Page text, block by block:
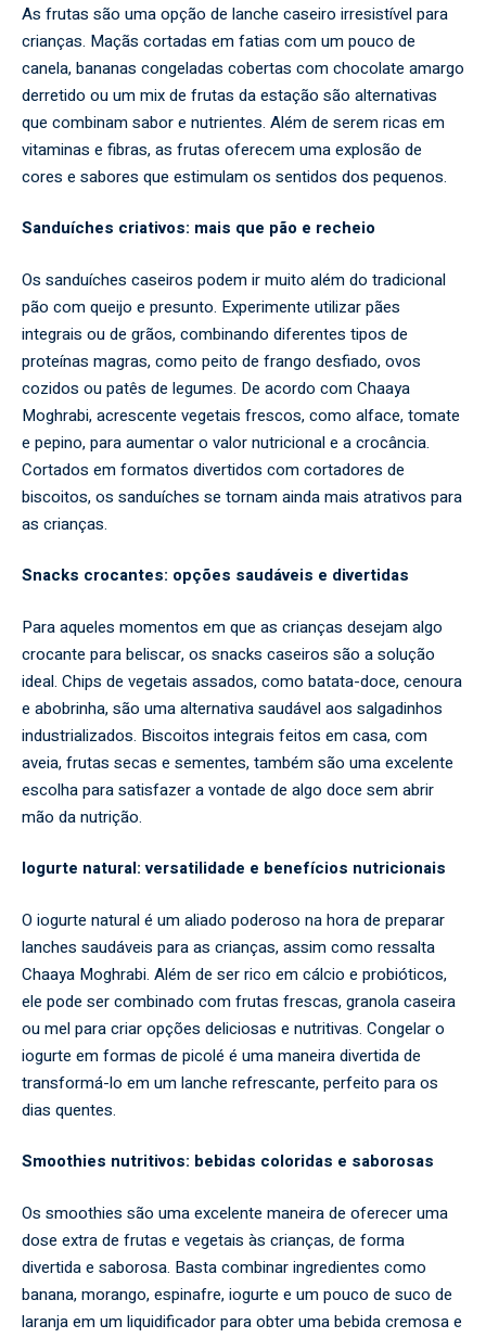
As frutas são uma opção de lanche caseiro irresistível para
crianças. Maçãs cortadas em fatias com um pouco de
canela, bananas congeladas cobertas com chocolate amargo
derretido ou um mix de frutas da estação são alternativas
que combinam sabor e nutrientes. Além de serem ricas em
vitaminas e fibras, as frutas oferecem uma explosão de
cores e sabores que estimulam os sentidos dos pequenos.
Sanduíches criativos: mais que pão e recheio
Os sanduíches caseiros podem ir muito além do tradicional
pão com queijo e presunto. Experimente utilizar pães
integrais ou de grãos, combinando diferentes tipos de
proteínas magras, como peito de frango desfiado, ovos
cozidos ou patês de legumes. De acordo com Chaaya
Moghrabi, acrescente vegetais frescos, como alface, tomate
e pepino, para aumentar o valor nutricional e a crocância.
Cortados em formatos divertidos com cortadores de
biscoitos, os sanduíches se tornam ainda mais atrativos para
as crianças.
Snacks crocantes: opções saudáveis e divertidas
Para aqueles momentos em que as crianças desejam algo
crocante para beliscar, os snacks caseiros são a solução
ideal. Chips de vegetais assados, como batata-doce, cenoura
e abobrinha, são uma alternativa saudável aos salgadinhos
industrializados. Biscoitos integrais feitos em casa, com
aveia, frutas secas e sementes, também são uma excelente
escolha para satisfazer a vontade de algo doce sem abrir
mão da nutrição.
Iogurte natural: versatilidade e benefícios nutricionais
O iogurte natural é um aliado poderoso na hora de preparar
lanches saudáveis para as crianças, assim como ressalta
Chaaya Moghrabi. Além de ser rico em cálcio e probióticos,
ele pode ser combinado com frutas frescas, granola caseira
ou mel para criar opções deliciosas e nutritivas. Congelar o
iogurte em formas de picolé é uma maneira divertida de
transformá-lo em um lanche refrescante, perfeito para os
dias quentes.
Smoothies nutritivos: bebidas coloridas e saborosas
Os smoothies são uma excelente maneira de oferecer uma
dose extra de frutas e vegetais às crianças, de forma
divertida e saborosa. Basta combinar ingredientes como
banana, morango, espinafre, iogurte e um pouco de suco de
laranja em um liquidificador para obter uma bebida cremosa e